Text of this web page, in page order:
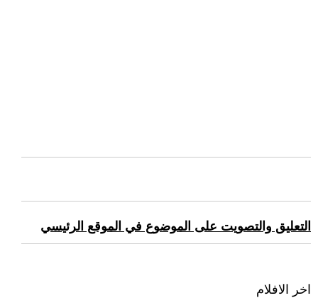
التعليق والتصويت على الموضوع في الموقع الرئيسي
اخر الافلام